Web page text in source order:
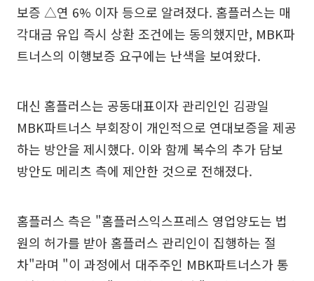
보증 △연 6% 이자 등으로 알려졌다. 홈플러스는 매
각대금 유입 즉시 상환 조건에는 동의했지만, MBK파
트너스의 이행보증 요구에는 난색을 보여왔다.
대신 홈플러스는 공동대표이자 관리인인 김광일
MBK파트너스 부회장이 개인적으로 연대보증을 제공
하는 방안을 제시했다. 이와 함께 복수의 추가 담보
방안도 메리츠 측에 제안한 것으로 전해졌다.
홈플러스 측은 "홈플러스익스프레스 영업양도는 법
원의 허가를 받아 홈플러스 관리인이 집행하는 절
차"라며 "이 과정에서 대주주인 MBK파트너스가 통